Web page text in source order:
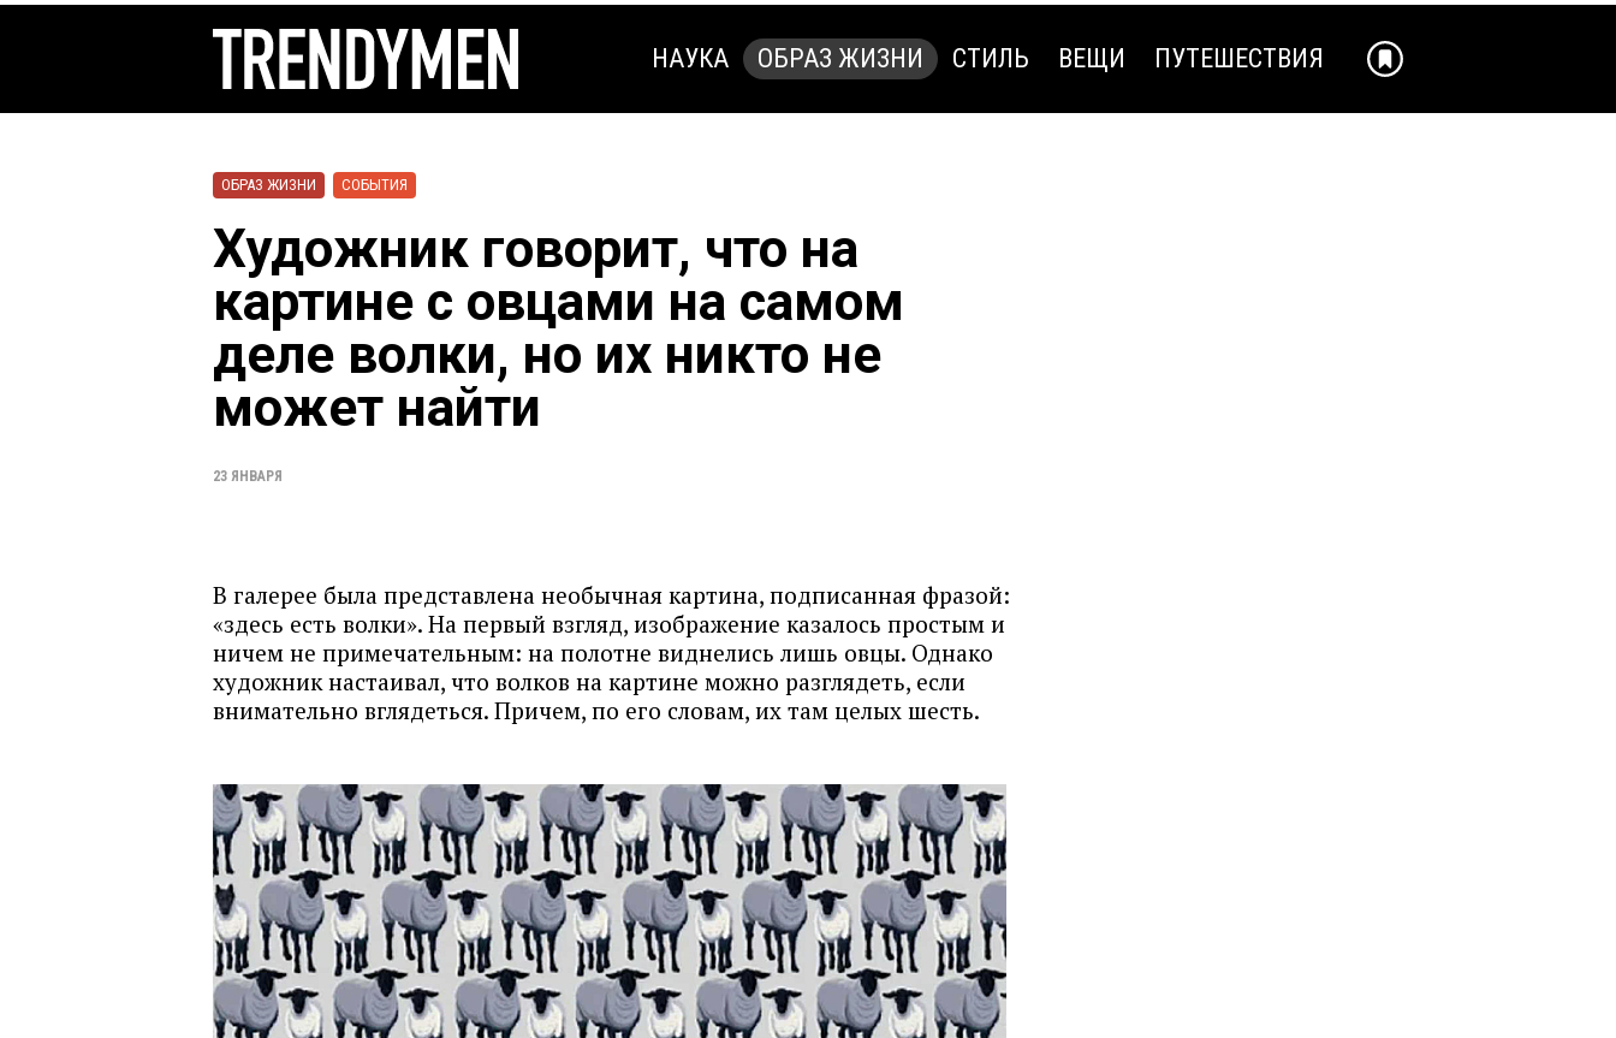
НАУКА ОБРАЗ ЖИЗНИ СТИЛЬ ВЕЩИ ПУТЕШЕСТВИЯ
ОБРАЗ ЖИЗНИ СОБЫТИЯ
Художник говорит, что на
картине с овцами на самом
деле волки, но их никто не
может найти
23 ЯНВАРЯ
В галерее была представлена необычная картина, подписанная фразой:
«здесь есть волки». На первый взгляд, изображение казалось простым и
ничем не примечательным: на полотне виднелись лишь овцы. Однако
художник настаивал, что волков на картине можно разглядеть, если
внимательно вглядеться. Причем, по его словам, их там целых шесть.